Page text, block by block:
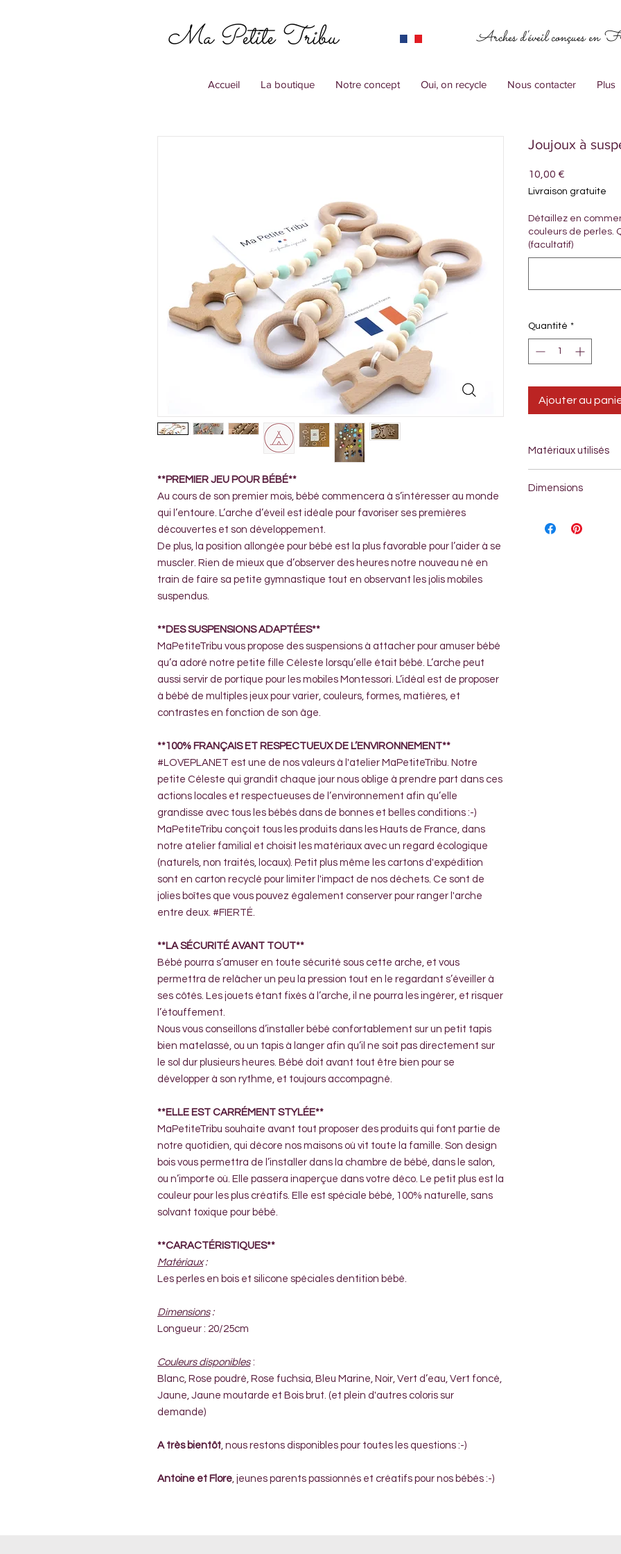
Ma Petite Tribu Arches d'éveil conçues en
Accueil La boutique Notre concept Oui, on recycle Nous contacter Plus
**PREMIER JEU POUR BÉBÉ**
Au cours de son premier mois, bébé commencera à s’intéresser au monde
qui l’entoure. L’arche d’éveil est idéale pour favoriser ses premières
découvertes et son développement.
De plus, la position allongée pour bébé est la plus favorable pour l’aider à se
muscler. Rien de mieux que d’observer des heures notre nouveau né en
train de faire sa petite gymnastique tout en observant les jolis mobiles
suspendus.
**DES SUSPENSIONS ADAPTÉES**
MaPetiteTribu vous propose des suspensions à attacher pour amuser bébé
qu’a adoré notre petite fille Céleste lorsqu’elle était bébé. L’arche peut
aussi servir de portique pour les mobiles Montessori. L’idéal est de proposer
à bébé de multiples jeux pour varier, couleurs, formes, matières, et
contrastes en fonction de son âge.
**100% FRANÇAIS ET RESPECTUEUX DE L’ENVIRONNEMENT**
#LOVEPLANET est une de nos valeurs à l'atelier MaPetiteTribu. Notre
petite Céleste qui grandit chaque jour nous oblige à prendre part dans ces
actions locales et respectueuses de l’environnement afin qu’elle
grandisse avec tous les bébés dans de bonnes et belles conditions :-)
MaPetiteTribu conçoit tous les produits dans les Hauts de France, dans
notre atelier familial et choisit les matériaux avec un regard écologique
(naturels, non traités, locaux). Petit plus même les cartons d'expédition
sont en carton recyclé pour limiter l'impact de nos déchets. Ce sont de
jolies boîtes que vous pouvez également conserver pour ranger l'arche
entre deux. #FIERTÉ.
**LA SÉCURITÉ AVANT TOUT**
Bébé pourra s’amuser en toute sécurité sous cette arche, et vous
permettra de relâcher un peu la pression tout en le regardant s’éveiller à
ses côtés. Les jouets étant fixés à l’arche, il ne pourra les ingérer, et risquer
l’étouffement.
Nous vous conseillons d’installer bébé confortablement sur un petit tapis
bien matelassé, ou un tapis à langer afin qu’il ne soit pas directement sur
le sol dur plusieurs heures. Bébé doit avant tout être bien pour se
développer à son rythme, et toujours accompagné.
**ELLE EST CARRÉMENT STYLÉE**
MaPetiteTribu souhaite avant tout proposer des produits qui font partie de
notre quotidien, qui décore nos maisons où vit toute la famille. Son design
bois vous permettra de l’installer dans la chambre de bébé, dans le salon,
ou n’importe où. Elle passera inaperçue dans votre déco. Le petit plus est la
couleur pour les plus créatifs. Elle est spéciale bébé, 100% naturelle, sans
solvant toxique pour bébé.
**CARACTÉRISTIQUES**
Matériaux:
Les perles en bois et silicone spéciales dentition bébé.
Dimensions:
Longueur : 20/25cm
Couleurs disponibles :
Blanc, Rose poudré, Rose fuchsia, Bleu Marine, Noir, Vert d’eau, Vert foncé,
Jaune, Jaune moutarde et Bois brut. (et plein d'autres coloris sur
demande)
A très bientôt, nous restons disponibles pour toutes les questions :-)
Antoine et Flore, jeunes parents passionnés et créatifs pour nos bébés :-)
Joujoux à
10,00 €
Livraison gratuite
Détaillez en
couleurs de perles.
(facultatif)
Quantité *
Ajouter au
Matériaux utilisés
Dimensions
*(adaptables sur